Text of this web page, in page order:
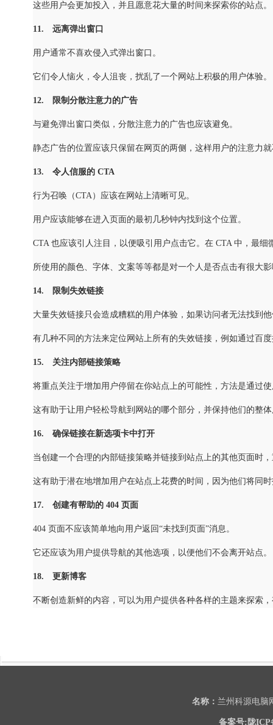
这些用户会更加投入，并且愿意花大量的时间来探索你的站点。
11. 远离弹出窗口
用户通常不喜欢侵入式弹出窗口。
它们令人恼火，令人沮丧，扰乱了一个网站上积极的用户体验。
12. 限制分散注意力的广告
与避免弹出窗口类似，分散注意力的广告也应该避免。
静态广告的位置应该只保留在网页的两侧，这样用户的注意力
13. 令人信服的 CTA
行为召唤（CTA）应该在网站上清晰可见。
用户应该能够在进入页面的最初几秒钟内找到这个位置。
CTA 也应该引人注目，以便吸引用户点击它。在 CTA 中，最细
所使用的颜色、字体、文案等等都是对一个人是否点击有很大
14. 限制失效链接
大量失效链接只会造成糟糕的用户体验，如果访问者无法找到
有几种不同的方法来定位网站上所有的失效链接，例如通过百
15. 关注内部链接策略
将重点关注于增加用户停留在你站点上的可能性，方法是通过
这有助于让用户轻松导航到网站的哪个部分，并保持他们的整
16. 确保链接在新选项卡中打开
当创建一个合理的内部链接策略并链接到站点上的其他页面时
这有助于潜在地增加用户在站点上花费的时间，因为他们将同
17. 创建有帮助的 404 页面
404 页面不应该简单地向用户返回“未找到页面”消息。
它还应该为用户提供导航的其他选项，以便他们不会离开站点。
18. 更新博客
不断创造新鲜的内容，可以为用户提供各种各样的主题来探索
名称： 兰州科源电
备案号:陇ICP